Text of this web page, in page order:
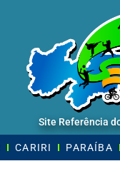
Site Referência
CARIRI PARAÍBA